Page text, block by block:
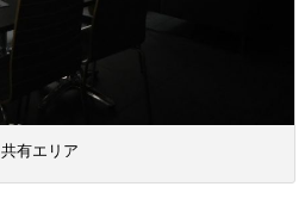
共有エリア